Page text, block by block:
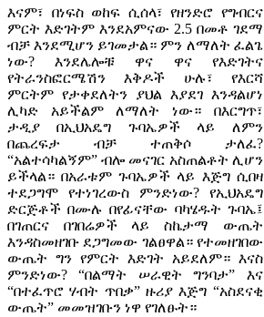
እናም፣ በነፍስ ወከፍ ሲሰላ፣ የዘንድሮ የግብርና
ምርት እድገትም እንደአምናው 2.5 በመቶ ገደማ
ብቻ እንደሚሆን ይገመታል። ምን ለማለት ፈልጌ
ነው? እንደሌሎቹ ዋና ዋና የእድገትና
የትራንስፎርሜሽን እቅዶች ሁሉ፣ የእርሻ
ምርትም የታቀደለትን ያህል እያደገ እንዳልሆነ
ሊካድ አይችልም ለማለት ነው። በእርግጥ፣
ታዲያ በኢህአዴግ ጉባኤዎች ላይ ለምን
በጨረፍታ ብቻ ተጠቅሶ ታለፈ?
“አልተሳካልኝም” ብሎ መናገር አስጠልቶት ሊሆን
ይችላል። በአራቱም ጉባኤዎች ላይ እጅግ ሲበዛ
ተደጋግሞ የተነገረውስ ምንድነው? የኢህአዴግ
ድርጅቶች በሙሉ በየፊናቸው ባካሄዱት ጉባኤ፤
በገጠርና በገበሬዎች ላይ ስኬታማ ውጤት
እንዳስመዘገቡ ደጋግመው ገልፀዋል። የተመዘገበው
ውጤት ግን የምርት እድገት አይደለም። እናስ
ምንድነው? “በልማት ሠራዊት ግንባታ” እና
“በተፈጥሮ ሃብት ጥበቃ” ዙሪያ እጅግ “አስደናቂ
ውጤት” መመዝገቡን ነዋ የገለፁት።